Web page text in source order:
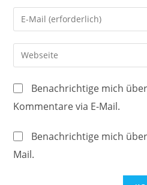
Namen
oder
Benutzernamen
zum
ein
Gib
deine
E-
Mail-
zum
Kommentieren
Gib
deine
Website-
URL
ein
Benachrichtige mich
Kommentare via E-Mail.
Benachrichtige mich
Mail.